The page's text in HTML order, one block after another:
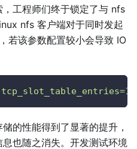
工程师们终于锁定了与 nfs
nfs 客户端对于同时发起
若该参数配置较小会导致 IO
的性能得到了显著的提升，
也随之消失。开发测试环境